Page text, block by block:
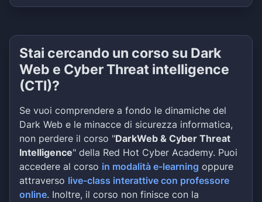
Stai cercando un corso su Dark
Web e Cyber Threat intelligence
(CTI)?
Se vuoi comprendere a fondo le dinamiche del
Dark Web e le minacce di sicurezza informatica,
non perdere il corso "DarkWeb & Cyber Threat
Intelligence" della Red Hot Cyber Academy. Puoi
accedere al corso in modalità e-learning oppure
attraverso live-class interattive con professore
online. Inoltre, il corso non finisce con la